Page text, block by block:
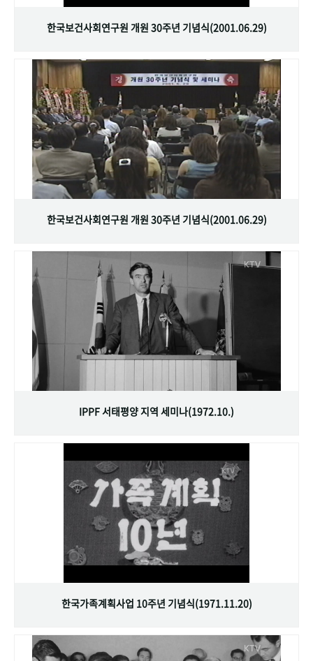
한국보건사회연구원 개원 30주년 기념식(2001.06.29)
한국보건사회연구원 개원 30주년 기념식(2001.06.29)
IPPF 서태평양 지역 세미나(1972.10.)
한국가족계획사업 10주년 기념식(1971.11.20)